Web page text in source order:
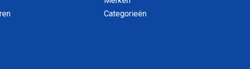
Categorieën